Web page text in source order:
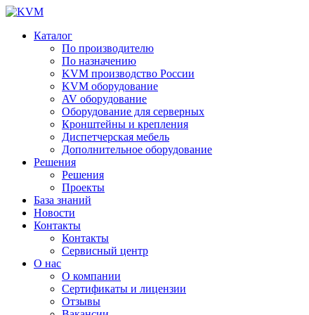
Каталог
По производителю
По назначению
KVM производство России
KVM оборудование
AV оборудование
Оборудование для серверных
Кронштейны и крепления
Диспетчерская мебель
Дополнительное оборудование
Решения
Решения
Проекты
База знаний
Новости
Контакты
Контакты
Сервисный центр
О нас
О компании
Сертификаты и лицензии
Отзывы